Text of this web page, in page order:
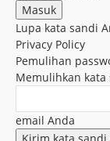
Lupa kata sandi
Privacy Policy
Pemulihan
Memulihkan kata
email Anda